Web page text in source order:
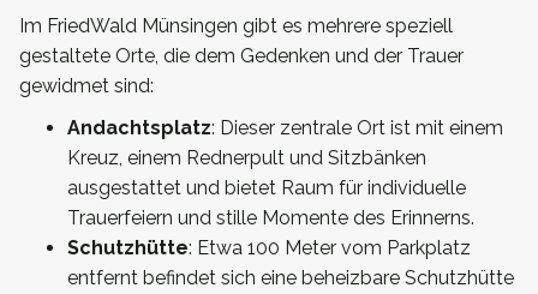
Im FriedWald Münsingen gibt es mehrere speziell
gestaltete Orte, die dem Gedenken und der Trauer
gewidmet sind:
Andachtsplatz: Dieser zentrale Ort ist mit einem
Kreuz, einem Rednerpult und Sitzbänken
ausgestattet und bietet Raum für individuelle
Trauerfeiern und stille Momente des Erinnerns.
Schutzhütte: Etwa 100 Meter vom Parkplatz
entfernt befindet sich eine beheizbare Schutzhütte